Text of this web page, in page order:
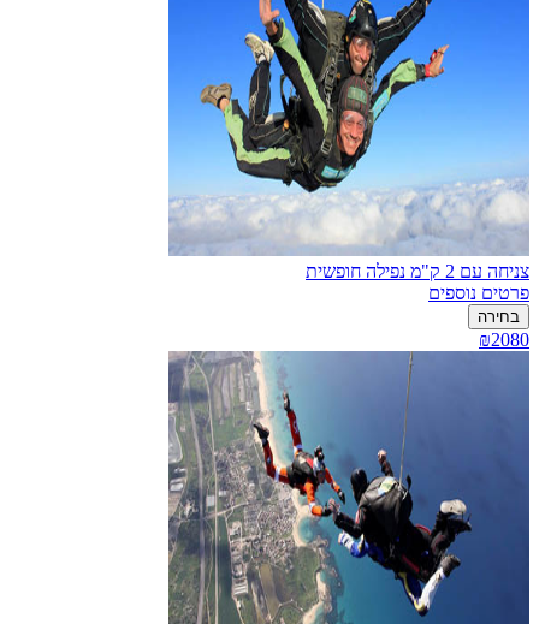
צניחה עם 2 ק"מ נפילה חופשית
פרטים נוספים
בחירה
₪2080